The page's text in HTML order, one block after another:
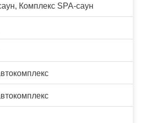
Комплекс SPA-саун